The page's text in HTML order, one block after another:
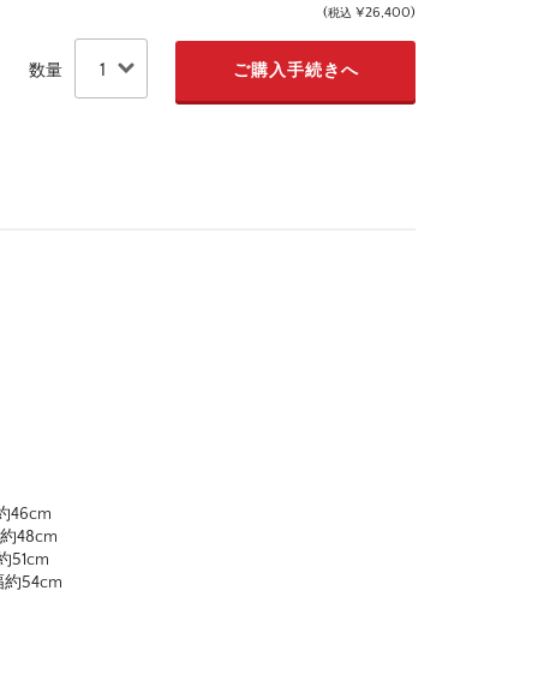
(税込 ¥26,400)
数量
46cm
48cm
51cm
54cm